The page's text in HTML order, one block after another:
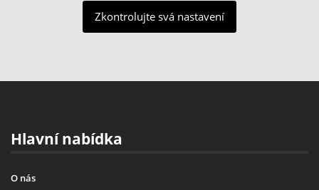
Zkontrolujte svá nastavení
Hlavní nabídka
O nás